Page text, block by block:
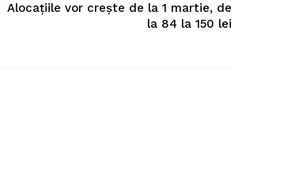
Alocațiile vor crește de la 1 martie, de
la 84 la 150 lei